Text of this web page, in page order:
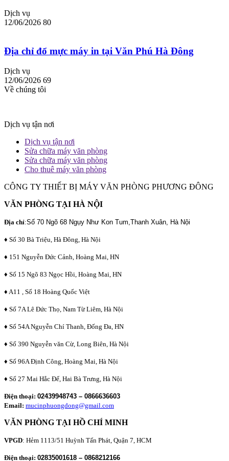
Dịch vụ
12/06/2026 80
Địa chỉ đổ mực máy in tại Văn Phú Hà Đông
Dịch vụ
12/06/2026 69
Về chúng tôi
Dịch vụ tận nơi
Dịch vụ tận nơi
Sửa chữa máy văn phòng
Sửa chữa máy văn phòng
Cho thuê máy văn phòng
CÔNG TY THIẾT BỊ MÁY VĂN PHÒNG PHƯƠNG ĐÔNG
VĂN PHÒNG TẠI HÀ NỘI
Địa chỉ:Số 70 Ngõ 68 Ngụy Như Kon Tum,Thanh Xuân, Hà Nội
♦ Số 30 Bà Triệu, Hà Đông, Hà Nội
♦ 151 Nguyễn Đức Cảnh, Hoàng Mai, HN
♦ Số 15 Ngõ 83 Ngọc Hồi, Hoàng Mai, HN
♦ A11 , Số 18 Hoàng Quốc Việt
♦ Số 7A Lê Đức Thọ, Nam Từ Liêm, Hà Nội
♦ Số 54A Nguyễn Chí Thanh, Đống Đa, HN
♦ Số 390 Nguyễn văn Cừ, Long Biên, Hà Nội
♦ Số 96A Định Công, Hoàng Mai, Hà Nội
♦ Số 27 Mai Hắc Đế, Hai Bà Trưng, Hà Nội
Điện thoại: 02439948743 – 0866636603
Email: mucinphuongdong@gmail.com
VĂN PHÒNG TẠI HỒ CHÍ MINH
VPGD: Hẻm 1113/51 Huỳnh Tấn Phát, Quận 7, HCM
Điện thoại: 02835001618 – 0868212166